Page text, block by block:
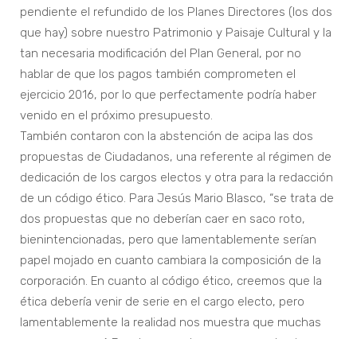
pendiente el refundido de los Planes Directores (los dos
que hay) sobre nuestro Patrimonio y Paisaje Cultural y la
tan necesaria modificación del Plan General, por no
hablar de que los pagos también comprometen el
ejercicio 2016, por lo que perfectamente podría haber
venido en el próximo presupuesto.
También contaron con la abstención de acipa las dos
propuestas de Ciudadanos, una referente al régimen de
dedicación de los cargos electos y otra para la redacción
de un código ético. Para Jesús Mario Blasco, “se trata de
dos propuestas que no deberían caer en saco roto,
bienintencionadas, pero que lamentablemente serían
papel mojado en cuanto cambiara la composición de la
corporación. En cuanto al código ético, creemos que la
ética debería venir de serie en el cargo electo, pero
lamentablemente la realidad nos muestra que muchas